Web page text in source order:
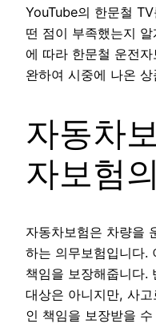
YouTube의 한문철
떤 점이 부족했는지
에 따라 한문철 운전
완하여 시중에 나온 상
자동차
자보험
자동차보험은 차량을
하는 의무보험입니다.
책임을 보장해줍니다.
대상은 아니지만, 사
인 책임을 보장받을